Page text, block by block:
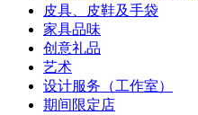
皮具、皮鞋及手袋
家具品味
创意礼品
艺术
设计服务（工作室）
期间限定店